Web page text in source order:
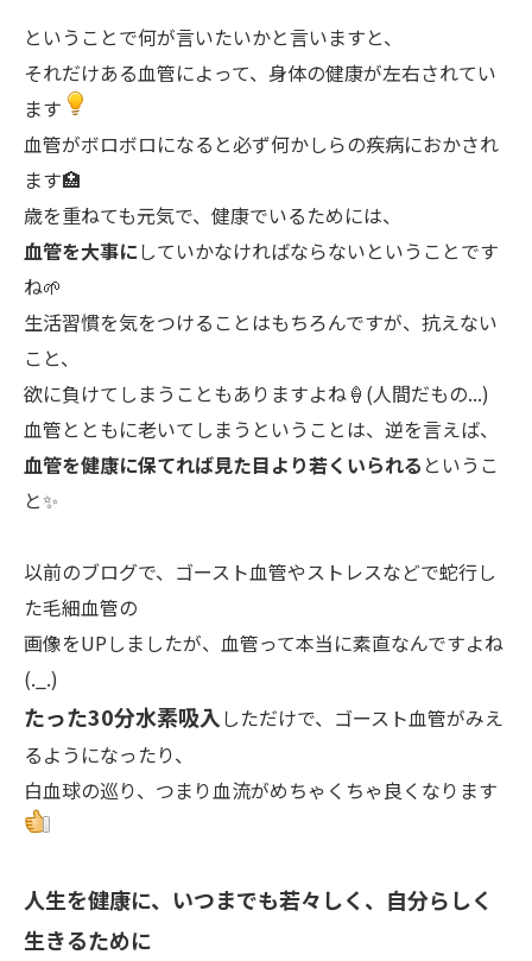
ということで何が言いたいかと言いますと、
それだけある血管によって、身体の健康が左右されてい
ます
血管がボロボロになると必ず何かしらの疾病におかされ
ます🏥
歳を重ねても元気で、健康でいるためには、
血管を大事にしていかなければならないということです
ね🌱
生活習慣を気をつけることはもちろんですが、抗えない
こと、
欲に負けてしまうこともありますよね🍦(人間だもの...)
血管とともに老いてしまうということは、逆を言えば、
血管を健康に保てれば見た目より若くいられる というこ
と✨️
以前のブログで、ゴースト血管やストレスなどで蛇行し
た毛細血管の
画像をUPしましたが、血管って本当に素直なんですよね
(._.)
たった30分水素吸入 しただけで、ゴースト血管がみえ
るようになったり、
白血球の巡り、つまり血流がめちゃくちゃ良くなります
人生を健康に、いつまでも若々しく、自分らしく
生きるために